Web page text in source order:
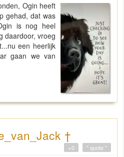
Ogin heeft
gehad, dat was
is nog heel
daardoor, vroeg
een heerlijk
gaan we van
†
" quote "
+0